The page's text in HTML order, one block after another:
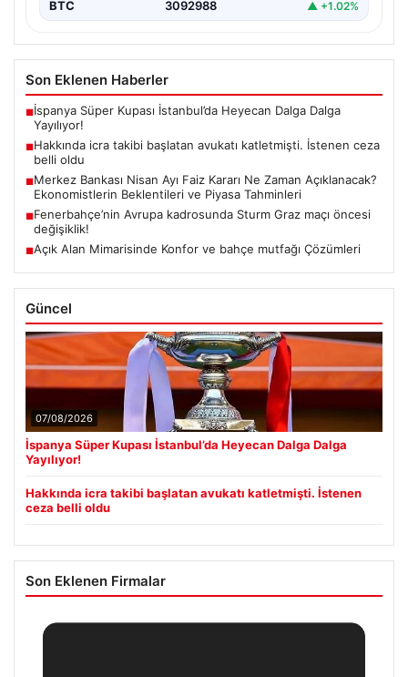
BTC 3092988 ▲ +1.02%
Son Eklenen Haberler
■İspanya Süper Kupası İstanbul’da Heyecan Dalga Dalga
Yayılıyor!
■Hakkında icra takibi başlatan avukatı katletmişti. İstenen ceza
belli oldu
■Merkez Bankası Nisan Ayı Faiz Kararı Ne Zaman Açıklanacak?
Ekonomistlerin Beklentileri ve Piyasa Tahminleri
■Fenerbahçe’nin Avrupa kadrosunda Sturm Graz maçı öncesi
değişiklik!
■Açık Alan Mimarisinde Konfor ve bahçe mutfağı Çözümleri
Güncel
07/08/2026
İspanya Süper Kupası İstanbul’da Heyecan Dalga Dalga
Yayılıyor!
Hakkında icra takibi başlatan avukatı katletmişti. İstenen
ceza belli oldu
Son Eklenen Firmalar